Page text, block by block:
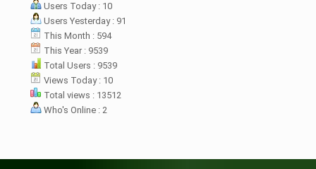
Users Today : 10
Users Yesterday : 91
This Month : 594
This Year : 9539
Total Users : 9539
Views Today : 10
Total views : 13512
Who's Online : 2
masyarakat dua desa
bukan merupakan
pertama ke
ATR/ BPN. Warga
kunjungan kali ini membuat
ATR/BPN
penyelesaian
agraria di desa mereka.
壯陽藥台灣購物
情感來說不管是ED患者自己還
犀利士壯陽藥線上購買
康、動脈血管健康，使心臟動泵